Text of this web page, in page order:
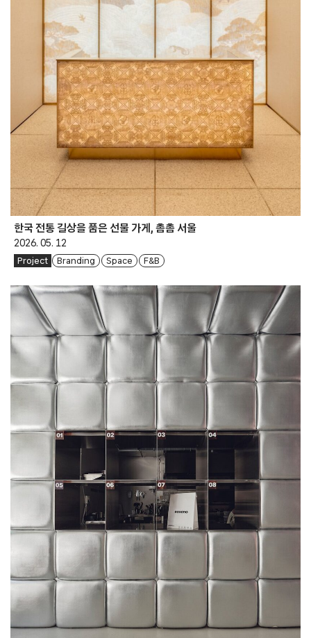
한국 전통 길상을 품은 선물 가게, 촘촘 서울
2026. 05. 12
Project Branding Space F&B